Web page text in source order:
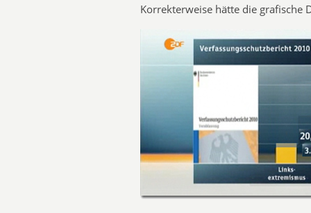
Korrekterweise hätte die grafische